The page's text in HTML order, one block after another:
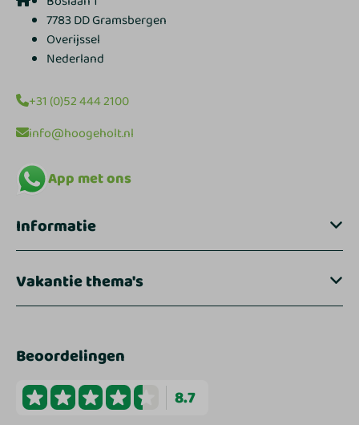
7783 DD Gramsbergen
Overijssel
Nederland
+31 (0)52 444 2100
info@hoogeholt.nl
App met ons
Informatie
Vakantie thema's
Beoordelingen
8.7